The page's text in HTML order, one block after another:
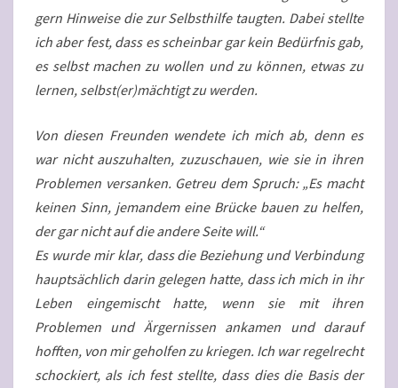
gern Hinweise die zur Selbsthilfe taugten. Dabei stellte
ich aber fest, dass es scheinbar gar kein Bedürfnis gab,
es selbst machen zu wollen und zu können, etwas zu
lernen, selbst(er)mächtigt zu werden.
Von diesen Freunden wendete ich mich ab, denn es
war nicht auszuhalten, zuzuschauen, wie sie in ihren
Problemen versanken. Getreu dem Spruch: „Es macht
keinen Sinn, jemandem eine Brücke bauen zu helfen,
der gar nicht auf die andere Seite will.“
Es wurde mir klar, dass die Beziehung und Verbindung
hauptsächlich darin gelegen hatte, dass ich mich in ihr
Leben eingemischt hatte, wenn sie mit ihren
Problemen und Ärgernissen ankamen und darauf
hofften, von mir geholfen zu kriegen. Ich war regelrecht
schockiert, als ich fest stellte, dass dies die Basis der